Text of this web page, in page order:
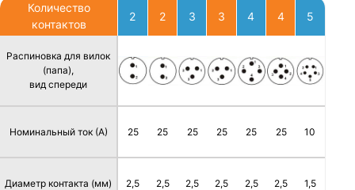
Количество
контактов
Распиновка для вилок
(папа),
вид спереди
Номинальный ток (А)
Диаметр контакта (мм)
2
25
2,5
2
25
2,5
3
25
2,5
3
25
2,5
4
25
2,5
4
25
2,5
5
10
1,5